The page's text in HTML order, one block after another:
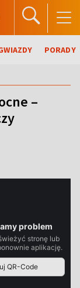
PORADY
–